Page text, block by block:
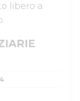
libero a